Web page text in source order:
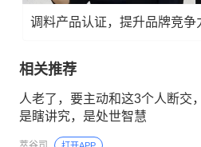
调料产品认证，提升品牌竞争
相关推荐
人老了，要主动和这3个人断交
是瞎讲究，是处世智慧
打开APP